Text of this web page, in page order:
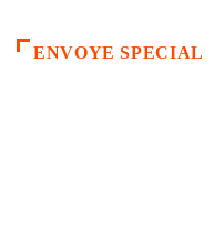
ENVOYE SPECIAL